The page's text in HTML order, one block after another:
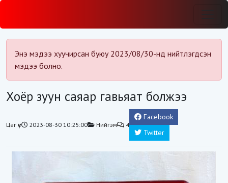
Энэ мэдээ хуучирсан буюу 2023/08/30-нд нийтлэгдсэн
мэдээ болно.
Хоёр зуун саяар гавьяат болжээ
Цаг үе 2023-08-30 10:25:00 Нийгэм 4
Facebook
Twitter